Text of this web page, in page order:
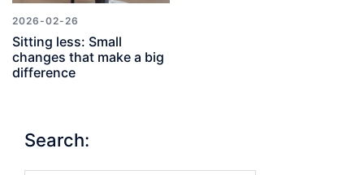
2026-02-26
Sitting less: Small
changes that make a big
difference
Search: